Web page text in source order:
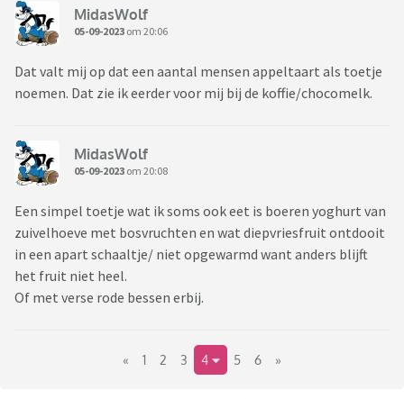
MidasWolf
05-09-2023 om 20:06
Dat valt mij op dat een aantal mensen appeltaart als toetje
noemen. Dat zie ik eerder voor mij bij de koffie/chocomelk.
MidasWolf
05-09-2023 om 20:08
Een simpel toetje wat ik soms ook eet is boeren yoghurt van
zuivelhoeve met bosvruchten en wat diepvriesfruit ontdooit
in een apart schaaltje/ niet opgewarmd want anders blijft
het fruit niet heel.
Of met verse rode bessen erbij.
« 1 2 3 4 5 6 »